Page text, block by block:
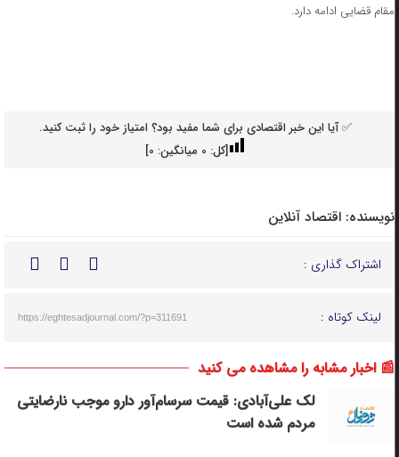
مقام قضایی ادامه دارد.
✅ آیا این خبر اقتصادی برای شما مفید بود؟ امتیاز خود را ثبت کنید.
[کل: 0میانگین: 0
]
نویسنده: اقتصاد آنلاین
اشتراک گذاری :
لینک کوتاه : https://eghtesadjournal.com/?p=311691
📰 اخبار مشابه را مشاهده می کنید
لک علی‌آبادی: قیمت سرسام‌آور دارو موجب نارضایتی
مردم شده است